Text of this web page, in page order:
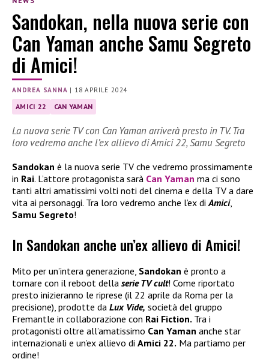
Sandokan, nella nuova serie con
Can Yaman anche Samu Segreto
di Amici!
ANDREA SANNA | 18 APRILE 2024
AMICI 22 CAN YAMAN
La nuova serie TV con Can Yaman arriverà presto in TV. Tra
loro vedremo anche l’ex allievo di Amici 22, Samu Segreto
Sandokan è la nuova serie TV che vedremo prossimamente
in Rai. L’attore protagonista sarà Can Yaman ma ci sono
tanti altri amatissimi volti noti del cinema e della TV a dare
vita ai personaggi. Tra loro vedremo anche l’ex di Amici,
Samu Segreto!
In Sandokan anche un’ex allievo di Amici!
Mito per un’intera generazione, Sandokan è pronto a
tornare con il reboot della serie TV cult! Come riportato
presto inizieranno le riprese (il 22 aprile da Roma per la
precisione), prodotte da Lux Vide, società del gruppo
Fremantle in collaborazione con Rai Fiction. Tra i
protagonisti oltre all’amatissimo Can Yaman anche star
internazionali e un’ex allievo di Amici 22. Ma partiamo per
ordine!